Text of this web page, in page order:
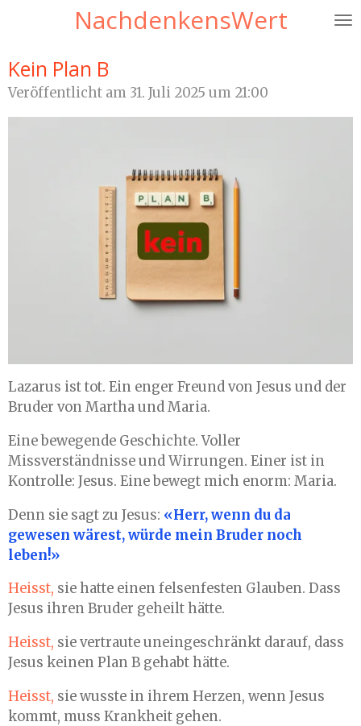
NachdenkensWert
Kein Plan B
Veröffentlicht am 31. Juli 2025 um 21:00
Lazarus ist tot. Ein enger Freund von Jesus und der
Bruder von Martha und Maria.
Eine bewegende Geschichte. Voller
Missverständnisse und Wirrungen. Einer ist in
Kontrolle: Jesus. Eine bewegt mich enorm: Maria.
Denn sie sagt zu Jesus: «Herr, wenn du da
gewesen wärest, würde mein Bruder noch
leben!»
Heisst, sie hatte einen felsenfesten Glauben. Dass
Jesus ihren Bruder geheilt hätte.
Heisst, sie vertraute uneingeschränkt darauf, dass
Jesus keinen Plan B gehabt hätte.
Heisst, sie wusste in ihrem Herzen, wenn Jesus
kommt, muss Krankheit gehen.